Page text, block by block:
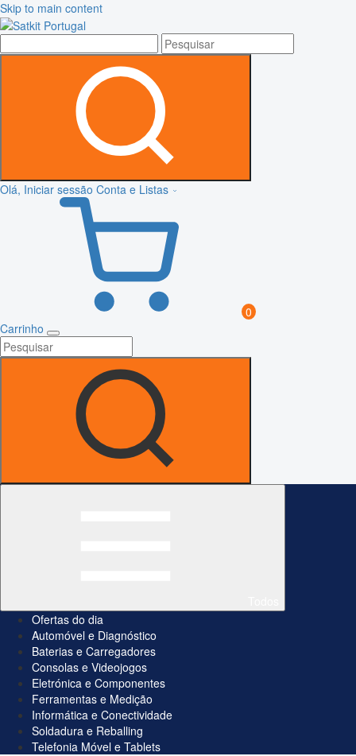
Skip to main content
Olá, Iniciar sessão Conta e Listas
0
Carrinho
Ofertas do dia
Automóvel e Diagnóstico
Baterias e Carregadores
Consolas e Videojogos
Eletrónica e Componentes
Ferramentas e Medição
Informática e Conectividade
Soldadura e Reballing
Telefonia Móvel e Tablets